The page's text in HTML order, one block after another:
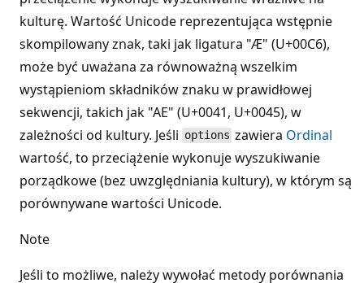
kulturę. Wartość Unicode reprezentująca wstępnie
skompilowany znak, taki jak ligatura "Æ" (U+00C6),
może być uważana za równoważną wszelkim
wystąpieniom składników znaku w prawidłowej
sekwencji, takich jak "AE" (U+0041, U+0045), w
zależności od kultury. Jeśli options zawiera Ordinal
wartość, to przeciążenie wykonuje wyszukiwanie
porządkowe (bez uwzględniania kultury), w którym są
porównywane wartości Unicode.
Note
Jeśli to możliwe, należy wywołać metody porównania